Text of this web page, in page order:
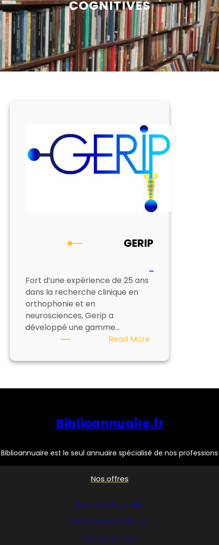
COGNITIVES
GERIP
…
Fort d’une expérience de 25 ans
dans la recherche clinique en
orthophonie et en
neurosciences, Gerip a
développé une gamme…
Read More:
Biblioannuaire.fr
Biblioannuaire est le seul annuaire spécialisé de nos professions
Nos offres
Nos tarifs d’insertion
Nos offres publicitaires
Contactez nous